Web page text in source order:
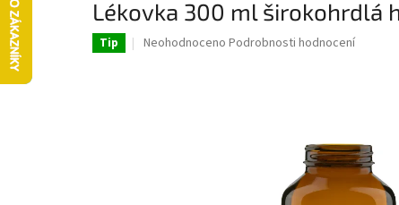
Lékovka 300 ml širokohrdlá
Tip
Průměrné
Neohodnoceno Podrobnosti hodnocení